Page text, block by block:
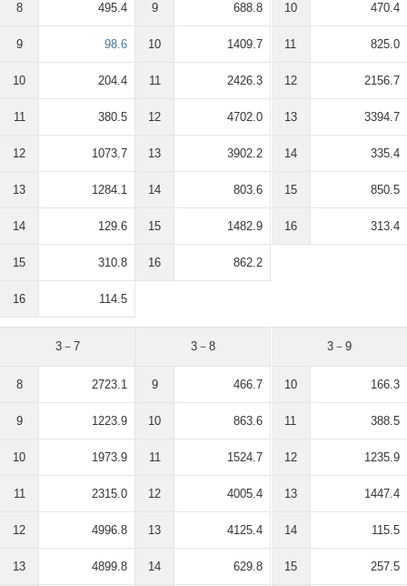
8 495.4
9 98.6
10 204.4
11 380.5
12 1073.7
13 1284.1
14 129.6
15 310.8
16 114.5
9 688.8
10 1409.7
11 2426.3
12 4702.0
13 3902.2
14 803.6
15 1482.9
16 862.2
10 470.4
11 825.0
12 2156.7
13 3394.7
14 335.4
15 850.5
16 313.4
3－7
8 2723.1
9 1223.9
10 1973.9
11 2315.0
12 4996.8
13 4899.8
3－8
9 466.7
10 863.6
11 1524.7
12 4005.4
13 4125.4
14 629.8
3－9
10 166.3
11 388.5
12 1235.9
13 1447.4
14 115.5
15 257.5